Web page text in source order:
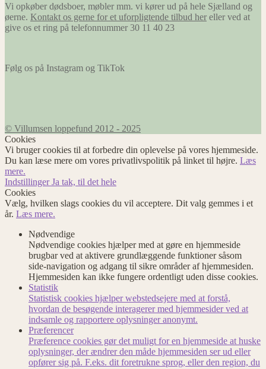
Vi opkøber dødsboer, møbler mm. vi kører ud på hele Sjælland og
øerne. Kontakt os gerne for et uforpligtende tilbud her eller ved at
give os et ring på telefonnummer 30 11 40 23
Følg os på Instagram og TikTok
© Villumsen loppefund 2012 - 2025
Cookies
Vi bruger cookies til at forbedre din oplevelse på vores hjemmeside.
Du kan læse mere om vores privatlivspolitik på linket til højre. Læs
mere.
IndstillingerJa tak, til det hele
Cookies
Vælg, hvilken slags cookies du vil acceptere. Dit valg gemmes i et
år. Læs mere.
Nødvendige
Nødvendige cookies hjælper med at gøre en hjemmeside
brugbar ved at aktivere grundlæggende funktioner såsom
side-navigation og adgang til sikre områder af hjemmesiden.
Hjemmesiden kan ikke fungere ordentligt uden disse cookies.
Statistik
Statistisk cookies hjælper webstedsejere med at forstå,
hvordan de besøgende interagerer med hjemmesider ved at
indsamle og rapportere oplysninger anonymt.
Præferencer
Præference cookies gør det muligt for en hjemmeside at huske
oplysninger, der ændrer den måde hjemmesiden ser ud eller
opfører sig på. F.eks. dit foretrukne sprog, eller den region, du